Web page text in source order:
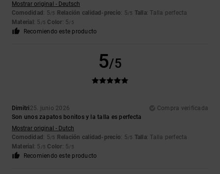
Mostrar original - Deutsch
Comodidad : 5/5 Relación calidad-precio: 5/5 Talla: Talla perfecta
Material : 5 /5 Color: 5/5
Recomiendo este producto
5/5
Dimitri 25. junio 2026
Compra verificada
Son unos zapatos bonitos y la talla es perfecta
Mostrar original - Dutch
Comodidad : 5/5 Relación calidad-precio: 5/5 Talla: Talla perfecta
Material : 5 /5 Color: 5/5
Recomiendo este producto